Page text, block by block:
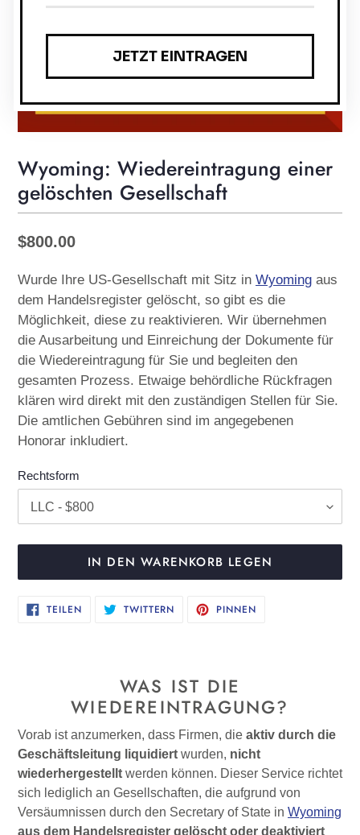
Wyoming: Wiedereintragung einer
gelöschten Gesellschaft
Normaler
$800.00
Wurde Ihre US-Gesellschaft mit Sitz in Wyoming aus
dem Handelsregister gelöscht, so gibt es die
Möglichkeit, diese zu reaktivieren. Wir übernehmen
die Ausarbeitung und Einreichung der Dokumente für
die Wiedereintragung für Sie und begleiten den
gesamten Prozess. Etwaige behördliche Rückfragen
klären wird direkt mit den zuständigen Stellen für Sie.
Die amtlichen Gebühren sind im angegebenen
Honorar inkludiert.
Rechtsform
IN DEN WARENKORB LEGEN
ProduktTEILENAUF
FACEBOOKTWITTERN TWITTERPINNEN
WAS IST DIE
WIEDEREINTRAGUNG?
Vorab ist anzumerken, dass Firmen, die aktiv durch die
Geschäftsleitung liquidiert wurden, nicht
wiederhergestellt werden können. Dieser Service richtet
sich lediglich an Gesellschaften, die aufgrund von
Versäumnissen durch den Secretary of State in Wyoming
aus dem Handelsregister gelöscht oder deaktiviert